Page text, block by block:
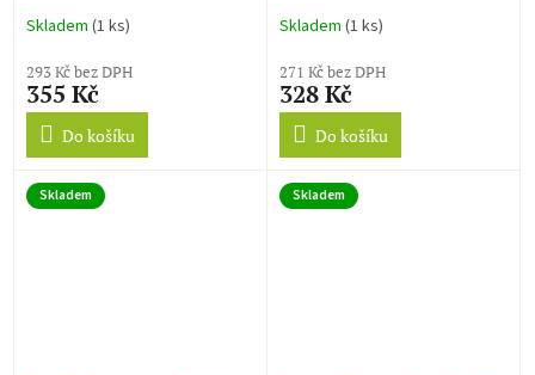
Skladem (1 ks)
293 Kč bez DPH
355 Kč
Do košíku
Skladem (1 ks)
271 Kč bez DPH
328 Kč
Do košíku
Skladem Skladem